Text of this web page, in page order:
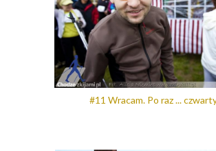
#11 Wracam. Po raz ...